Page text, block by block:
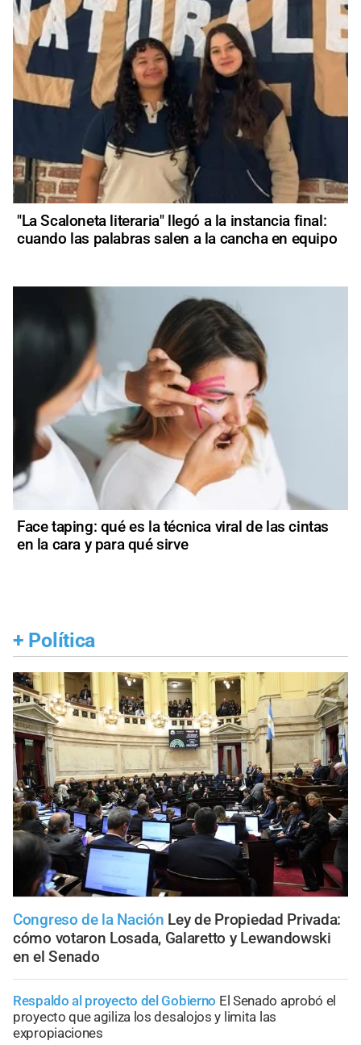
"La Scaloneta literaria" llegó a la instancia final:
cuando las palabras salen a la cancha en equipo
Face taping: qué es la técnica viral de las cintas
en la cara y para qué sirve
+ Política
Congreso de la Nación Ley de Propiedad Privada:
cómo votaron Losada, Galaretto y Lewandowski
en el Senado
Respaldo al proyecto del Gobierno El Senado aprobó el
proyecto que agiliza los desalojos y limita las
expropiaciones